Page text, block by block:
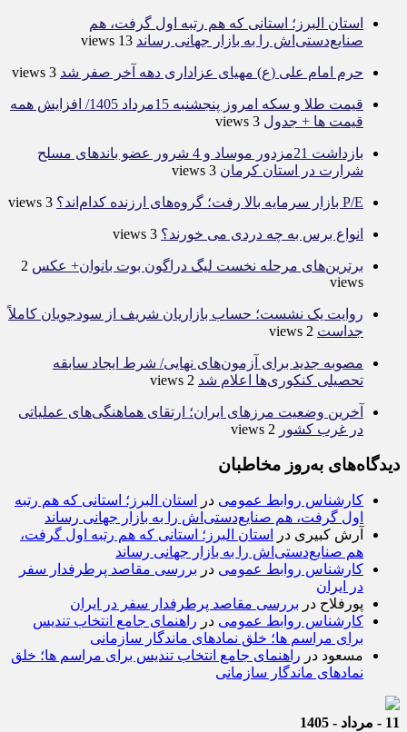
استان البرز؛ استانی که هم رتبه اول گرفت، هم
صنایع‌دستی‌اش را به بازار جهانی رساند 13 views
حرم امام علی (ع) مهیای عزاداری دهه آخر صفر شد 3 views
قیمت طلا و سکه امروز پنجشنبه 15مرداد 1405/ افزایش همه
قیمت ها + جدول 3 views
بازداشت 21مزدور موساد و 4 شرور عضو باندهای مسلح
شرارت در استان کرمان 3 views
P/E بازار سرمایه بالا رفت؛ گروه‌های ارزنده کدام‌اند؟ 3 views
انواع برس به چه دردی می خورند؟ 3 views
برترین‌های مرحله نخست لیگ دراگون بوت بانوان+ عکس 2
views
روایت یک نشست؛ حساب بازاریان شریف از سودجویان کاملاً
جداست 2 views
مصوبه جدید برای آزمون‌های نهایی/ شرط ایجاد سابقه
تحصیلی کنکوری‌ها اعلام شد 2 views
آخرین وضعیت مرزهای ایران؛ ارتقای هماهنگی‌های عملیاتی
در غرب کشور 2 views
دیدگاه‌های به‌روز مخاطبان
کارشناس روابط عمومی در
استان البرز؛ استانی که هم رتبه
اول گرفت، هم صنایع‌دستی‌اش را به بازار جهانی رساند
آرش کبیری در
استان البرز؛ استانی که هم رتبه اول گرفت،
هم صنایع‌دستی‌اش را به بازار جهانی رساند
کارشناس روابط عمومی در بررسی مقاصد پرطرفدار سفر
در ایران
پورفلاح در بررسی مقاصد پرطرفدار سفر در ایران
کارشناس روابط عمومی در راهنمای جامع انتخاب تندیس
برای مراسم ها؛ خلق نمادهای ماندگار سازمانی
مسعود در راهنمای جامع انتخاب تندیس برای مراسم ها؛ خلق
نمادهای ماندگار سازمانی
11 - مرداد - 1405